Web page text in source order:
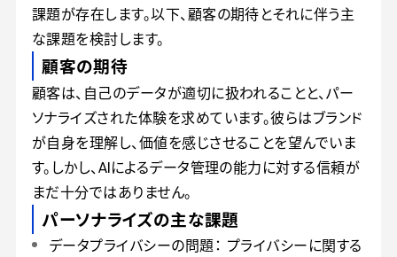
課題が存在します。以下、顧客の期待とそれに伴う主
な課題を検討します。
顧客の期待
顧客は、自己のデータが適切に扱われることと、パー
ソナライズされた体験を求めています。彼らはブランド
が自身を理解し、価値を感じさせることを望んでいま
す。しかし、AIによるデータ管理の能力に対する信頼が
まだ十分ではありません。
パーソナライズの主な課題
データプライバシーの問題： プライバシーに関する